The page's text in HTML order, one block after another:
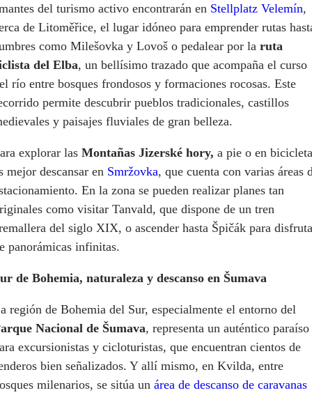
del turismo activo encontrarán en Stellplatz Velemín,
de Litoměřice, el lugar idóneo para emprender rutas
como Milešovka y Lovoš o pedalear por la ruta
del Elba, un bellísimo trazado que acompaña el curso
río entre bosques frondosos y formaciones rocosas. Este
permite descubrir pueblos tradicionales, castillos
y paisajes fluviales de gran belleza.
explorar las Montañas Jizerské hory, a pie o en
mejor descansar en Smržovka, que cuenta con varias áreas
En la zona se pueden realizar planes tan
como visitar Tanvald, que dispone de un tren
del siglo XIX, o ascender hasta Špičák para
panorámicas infinitas.
de Bohemia, naturaleza y descanso en Šumava
región de Bohemia del Sur, especialmente el entorno del
Nacional de Šumava, representa un auténtico paraíso
excursionistas y cicloturistas, que encuentran cientos de
bien señalizados. Y allí mismo, en Kvilda, entre
milenarios, se sitúa un área de descanso de caravanas